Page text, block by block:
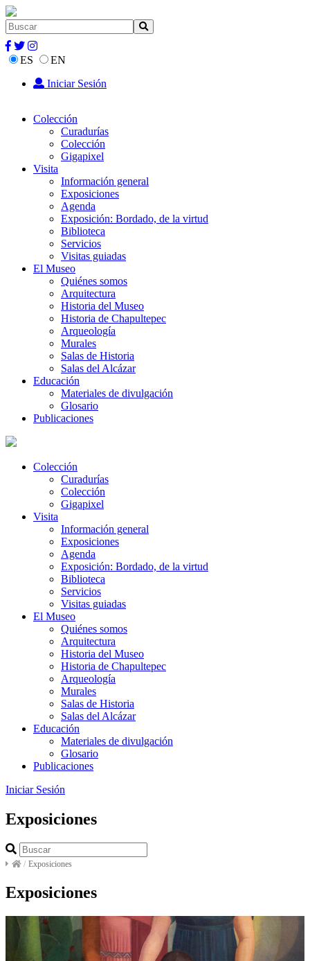
ES
EN
Iniciar Sesión
Colección
Curadurías
Colección
Gigapixel
Visita
Información general
Exposiciones
Agenda
Exposición: Bordado, de la virtud
Biblioteca
Servicios
Visitas guiadas
El Museo
Quiénes somos
Arquitectura
Historia del Museo
Historia de Chapultepec
Arqueología
Murales
Salas de Historia
Salas del Alcázar
Educación
Materiales de divulgación
Glosario
Publicaciones
Colección
Curadurías
Colección
Gigapixel
Visita
Información general
Exposiciones
Agenda
Exposición: Bordado, de la virtud
Biblioteca
Servicios
Visitas guiadas
El Museo
Quiénes somos
Arquitectura
Historia del Museo
Historia de Chapultepec
Arqueología
Murales
Salas de Historia
Salas del Alcázar
Educación
Materiales de divulgación
Glosario
Publicaciones
Iniciar Sesión
Exposiciones
/ Exposiciones
Exposiciones